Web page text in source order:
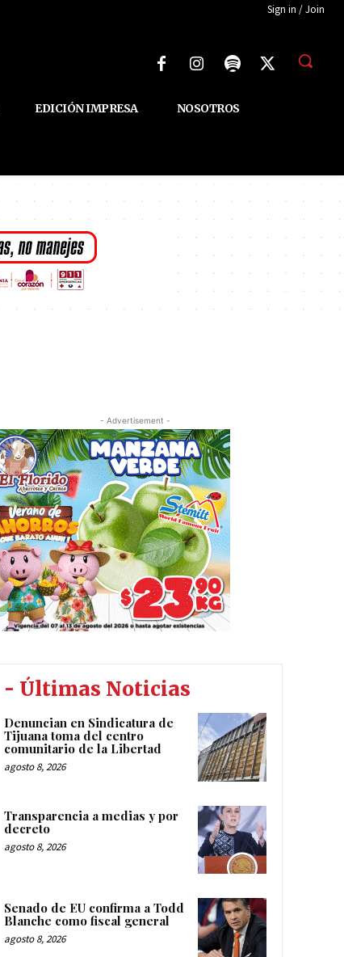
Sign in / Join
EDICIÓN IMPRESA NOSOTROS
- Advertisement -
- Últimas Noticias
Denuncian en Sindicatura de
Tijuana toma del centro
comunitario de la Libertad
agosto 8, 2026
Transparencia a medias y por
decreto
agosto 8, 2026
Senado de EU confirma a Todd
Blanche como fiscal general
agosto 8, 2026